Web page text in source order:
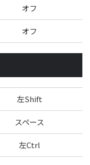
オフ
オフ
左Shift
スペース
左Ctrl